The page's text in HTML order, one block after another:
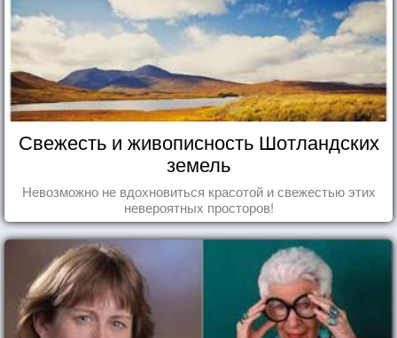
Свежесть и живописность Шотландских
земель
Невозможно не вдохновиться красотой и свежестью этих
невероятных просторов!